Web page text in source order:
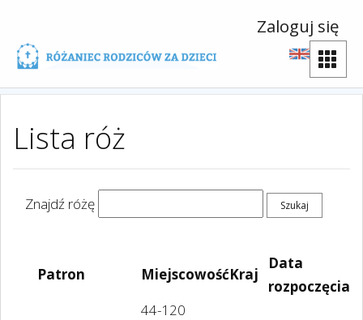
Zaloguj się
Lista róż
Znajdź różę
Patron MiejscowośćKraj
Data
rozpoczęcia
44-120